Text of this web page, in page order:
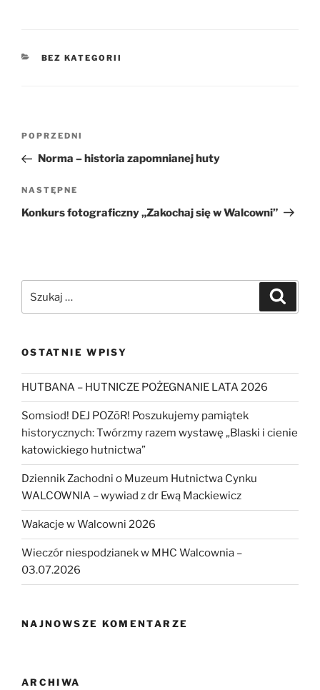
KATEGORIE
BEZ KATEGORII
Nawigacja
Poprzedni
wpis
POPRZEDNI
Norma – historia zapomnianej huty
Następny
wpis
NASTĘPNE
Konkurs fotograficzny „Zakochaj się w Walcowni”
OSTATNIE WPISY
HUTBANA – HUTNICZE POŻEGNANIE LATA 2026
Somsiod! DEJ POZōR! Poszukujemy pamiątek
historycznych: Twórzmy razem wystawę „Blaski i cienie
katowickiego hutnictwa”
Dziennik Zachodni o Muzeum Hutnictwa Cynku
WALCOWNIA – wywiad z dr Ewą Mackiewicz
Wakacje w Walcowni 2026
Wieczór niespodzianek w MHC Walcownia –
03.07.2026
NAJNOWSZE KOMENTARZE
ARCHIWA